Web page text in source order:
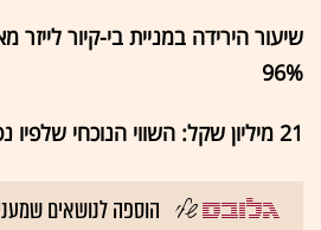
שיעור הירידה במניית בי-קיור
96%
21 מיליון שקל: השווי הנוכחי שלפיו נסחרת החברה
הוספה לנושאים